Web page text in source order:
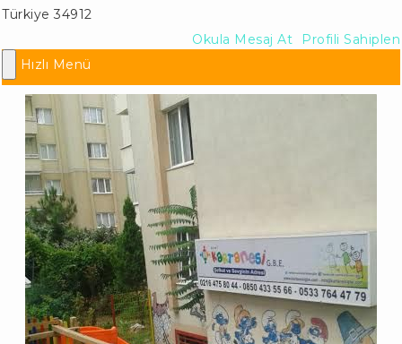
Türkiye 34912
Profili Sahiplen
Okula Mesaj At
Hızlı Menü